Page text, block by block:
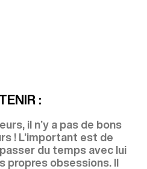
:
il n’y a pas de bons
! L’important est de
du temps avec lui
propres obsessions. Il